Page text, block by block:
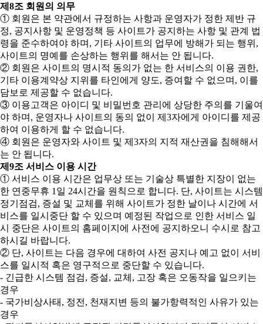
제8조 회원의 의무
① 회원은 본 약관에서 규정하는 사항과 운영자가 정한 제반 규
정, 공지사항 및 운영정책 등 사이트가 공지하는 사항 및 관계 법
령을 준수하여야 하며, 기타 사이트의 업무에 방해가 되는 행위,
사이트의 명예를 손상하는 행위를 해서는 안 됩니다.
② 회원은 사이트의 명시적 동의가 없는 한 서비스의 이용 권한,
기타 이용계약상 지위를 타인에게 양도, 증여할 수 없으며, 이를
담보로 제공할 수 없습니다.
③ 이용고객은 아이디 및 비밀번호 관리에 상당한 주의를 기울여
야 하며, 운영자나 사이트의 동의 없이 제3자에게 아이디를 제공
하여 이용하게 할 수 없습니다.
④ 회원은 운영자와 사이트 및 제3자의 지적 재산권을 침해해서
는 안 됩니다.
제9조 서비스 이용 시간
① 서비스 이용 시간은 업무상 또는 기술상 특별한 지장이 없는
한 연중무휴 1일 24시간을 원칙으로 합니다. 단, 사이트는 시스템
정기점검, 증설 및 교체를 위해 사이트가 정한 날이나 시간에 서
비스를 일시중단 할 수 있으며 예정된 작업으로 인한 서비스 일
시 중단은 사이트의 홈페이지에 사전에 공지하오니 수시로 참고
하시길 바랍니다.
② 단, 사이트는 다음 경우에 대하여 사전 공지나 예고 없이 서비
스를 일시적 혹은 영구적으로 중단할 수 있습니다.
- 긴급한 시스템 점검, 증설, 교체, 고장 혹은 오동작을 일으키는
경우
- 국가비상사태, 정전, 천재지변 등의 불가항력적인 사유가 있는
경우